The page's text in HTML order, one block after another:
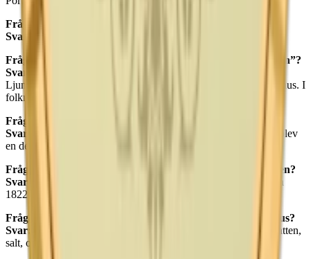
Fråga: Vem grundade Ettan snus och när?
Svar:
Fråga: Vad är den historiska förklaringen av namnet “Ettan”?
Svar:
Ljunglöfs No. 1, vilket indikerade att det var fabrikens finaste snus. I
folkmun blev namnet snabbt “Ettan”.
Fråga: Vilket företag tillverkar Ettan snus idag?
Svar:
Idag tillverkas Ettan snus av Swedish Match, som 2022 blev
en del av Philip Morris International Inc.
Fråga: Har man ändrat receptet till Ettan snus sedan starten?
Svar:
Nej, receptet för Ettan snus har bevarats oförändrat sedan
1822, vilket bidrar till dess klassiska och autentiska smak.
Fråga: Vilka är de huvudsakliga ingredienserna i Ettan snus?
Svar:
De huvudsakliga ingredienserna i Ettan snus är tobak, vatten,
salt, och aromer.